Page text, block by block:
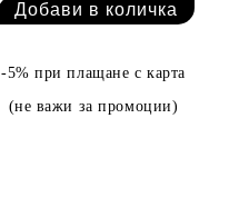
-5% при плащане с карта
(не важи за промоции)